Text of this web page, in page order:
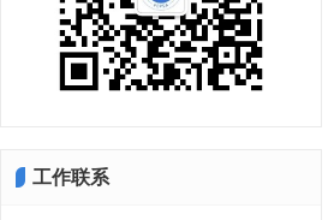
工作联系